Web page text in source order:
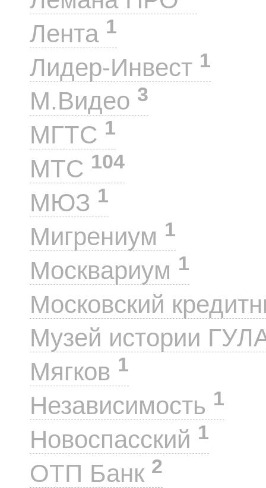
Лента 1
Лидер-Инвест 1
М.Видео 3
МГТС 1
МТС 104
МЮЗ 1
Мигрениум 1
Москвариум 1
Московский
Музей истории
Мягков 1
Независимость 1
Новоспасский 1
ОТП Банк 2